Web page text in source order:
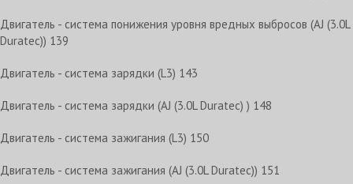
Двигатель - система понижения уровня вредных выбросов (AJ (3.0L
Duratec)) 139
Двигатель - система зарядки (L3) 143
Двигатель - система зарядки (AJ (3.0L Duratec) ) 148
Двигатель - система зажигания (L3) 150
Двигатель - система зажигания (AJ (3.0L Duratec)) 151